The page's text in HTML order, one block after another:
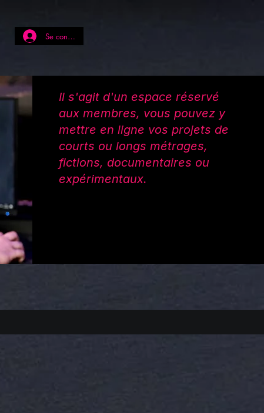
Se connecter
Il s'agit d'un espace réservé
aux membres, vous pouvez y
mettre en ligne vos projets de
courts ou longs métrages,
fictions, documentaires ou
expérimentaux.